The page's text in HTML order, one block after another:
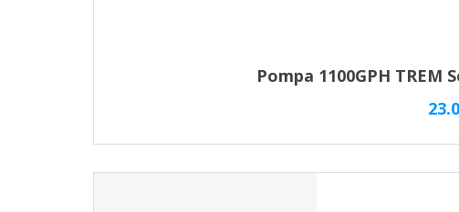
Pompa 1100GPH TREM